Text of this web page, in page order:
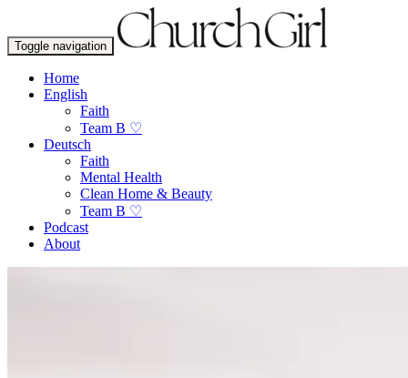
Toggle navigation
Home
English
Faith
Team B ♡
Deutsch
Faith
Mental Health
Clean Home & Beauty
Team B ♡
Podcast
About